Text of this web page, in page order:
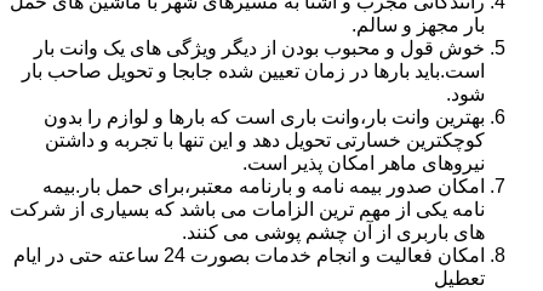
بار مجهز و سالم.
خوش قول و محبوب بودن از دیگر ویژگی های یک وانت بار
است.باید بارها در زمان تعیین شده جابجا و تحویل صاحب بار
شود.
بهترین وانت بار،وانت باری است که بارها و لوازم را بدون
کوچکترین خسارتی تحویل دهد و این تنها با تجربه و داشتن
نیروهای ماهر امکان پذیر است.
امکان صدور بیمه نامه و بارنامه معتبر،برای حمل بار.بیمه
نامه یکی از مهم ترین الزامات می باشد که بسیاری از شرکت
های باربری از آن چشم پوشی می کنند.
امکان فعالیت و انجام خدمات بصورت 24 ساعته حتی در ایام
تعطیل